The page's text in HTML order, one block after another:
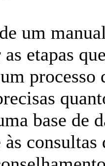
um
etapas
processo
base de